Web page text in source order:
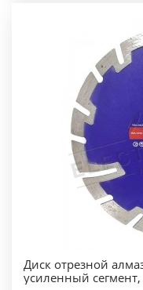
Диск отрезной
усиленный